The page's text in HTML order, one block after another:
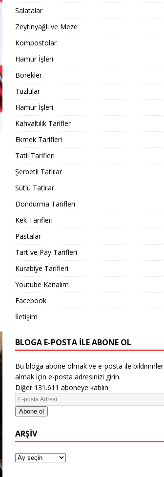
Salatalar
Zeytinyağlı ve Meze
Kompostolar
Hamur İşleri
Börekler
Tuzlular
Hamur İşleri
Kahvaltılık Tarifler
Ekmek Tarifleri
Tatlı Tarifleri
Şerbetli Tatlılar
Sütlü Tatlılar
Dondurma Tarifleri
Kek Tarifleri
Pastalar
Tart ve Pay Tarifleri
Kurabiye Tarifleri
Youtube Kanalım
Facebook
İletişim
BLOGA E-POSTA ILE ABONE OL
Bu bloga abone olmak ve e-posta ile bildirimler
almak için e-posta adresinizi girin.
Diğer 131.611 aboneye katılın
Abone ol
ARŞIV